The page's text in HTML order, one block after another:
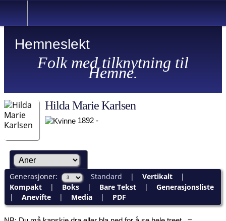
Hemneslekt
Folk med tilknytning til
Hemne.
Hilda Marie Karlsen
1892 -
Generasjoner: Standard | Vertikalt|
Kompakt| Boks| Bare Tekst| Generasjonsliste
| Anevifte| Media| PDF